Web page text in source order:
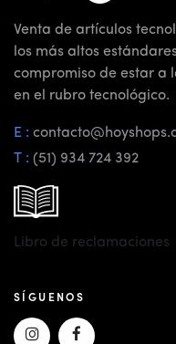
Venta de artículos
los más altos
compromiso de estar a
en el rubro tecnológico.
E :
T : (51) 934 724 392
Libro de reclamaciones
SÍGUENOS